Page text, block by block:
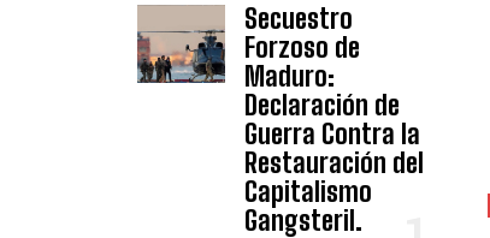
Secuestro
Forzoso de
Maduro:
Declaración de
Guerra Contra la
Restauración del
Capitalismo
Gangsteril.